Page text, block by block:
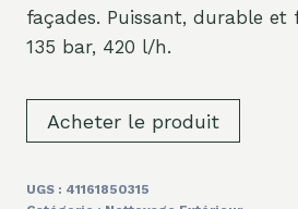
façades. Puissant, durable et
135 bar, 420 l/h.
Acheter le produit
UGS : 41161850315